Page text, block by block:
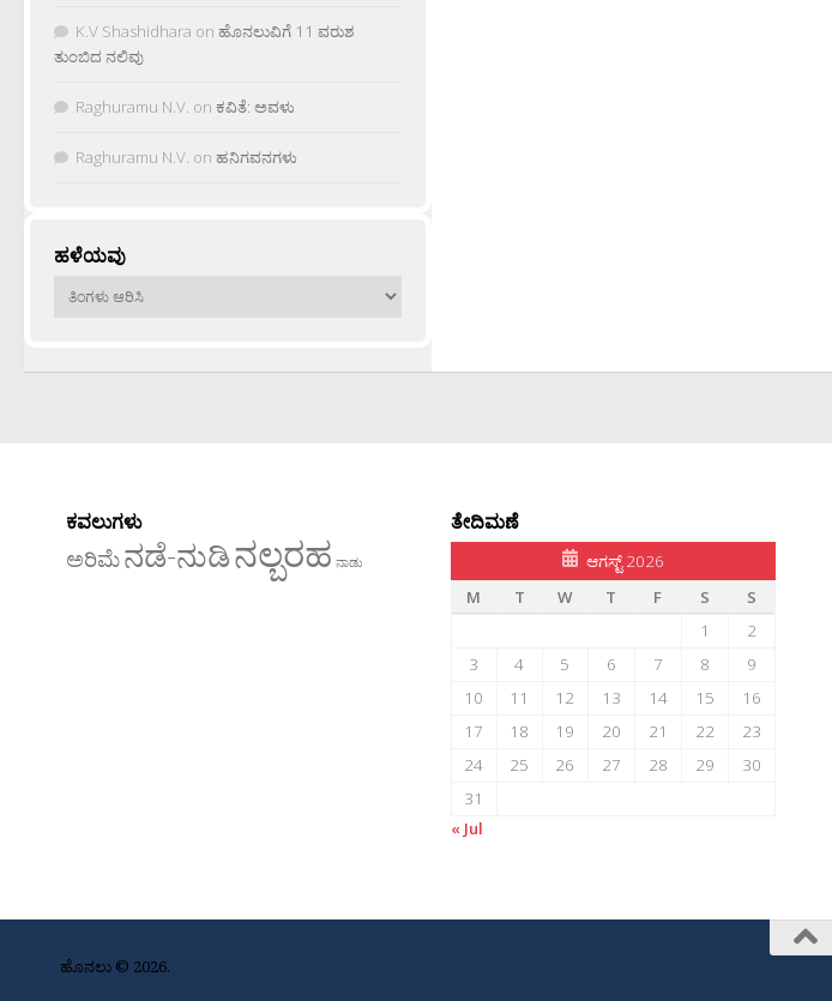
K.V Shashidhara on ಹೊನಲುವಿಗೆ 11 ವರುಶ
ತುಂಬಿದ ನಲಿವು
Raghuramu N.V. on ಕವಿತೆ: ಅವಳು
Raghuramu N.V. on ಹನಿಗವನಗಳು
ಹಳೆಯವು
ಹಳೆಯವು
ಕವಲುಗಳು
ಅರಿಮೆನಡೆ-ನುಡಿನಲ್ಬರಹ ನಾಡು
ತೇದಿಮಣೆ
ಆಗಸ್ಟ್ 2026
M
T W T F S
S
1
2
3
4 5 6 7 8
9
10
11 12 13 14 15
16
17
18 19 20 21 22
23
24
25 26 27 28 29
30
31
« Jul
ಹೊನಲು © 2026.